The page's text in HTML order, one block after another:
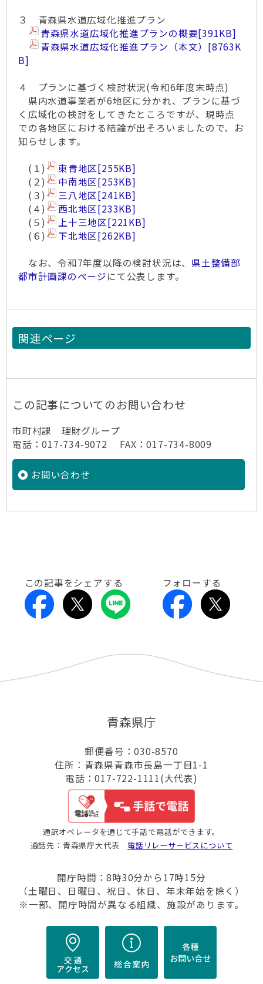
３ 青森県水道広域化推進プラン
青森県水道広域化推進プランの概要[391KB]
青森県水道広域化推進プラン（本文） [8763K
B]
４ プランに基づく検討状況(令和6年度末時点)
県内水道事業者が6地区に分かれ、プランに基づ
く広域化の検討をしてきたところですが、現時点
での各地区における結論が出そろいましたので、お
知らせします。
(１)
東青地区[255KB]
(２)
中南地区[253KB]
(３)
三八地区[241KB]
(４)
西北地区[233KB]
(５)
上十三地区[221KB]
(６)
下北地区[262KB]
なお、令和7年度以降の検討状況は、 県土整備部
都市計画課のページにて公表します。
関連ページ
この記事についてのお問い合わせ
市町村課 理財グループ
電話：017-734-9072 FAX：017-734-8009
お問い合わせ
この記事をシェアする フォローする
青森県庁
郵便番号：030-8570
住所：青森県青森市長島一丁目1-1
電話：017-722-1111(大代表)
通訳オペレータを通じて手話で電話ができます。
通話先：青森県庁大代表 電話リレーサービスについて
開庁時間：8時30分から17時15分
（土曜日、日曜日、祝日、休日、年末年始を除く）
※一部、開庁時間が異なる組織、施設があります。